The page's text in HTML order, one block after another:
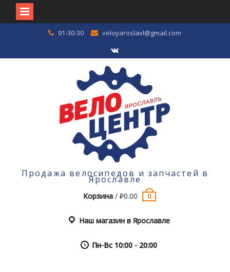
91-30-30 veloyaroslavl@gmail.com
VK
Продажа велосипедов и запчастей в
Ярославле
Корзина /₽0.00 0
Наш магазин в Ярославле
Пн-Вс 10:00 - 20:00